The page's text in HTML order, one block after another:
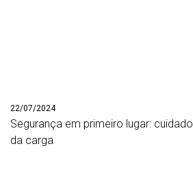
22/07/2024
Segurança em primeiro lugar:
da carga